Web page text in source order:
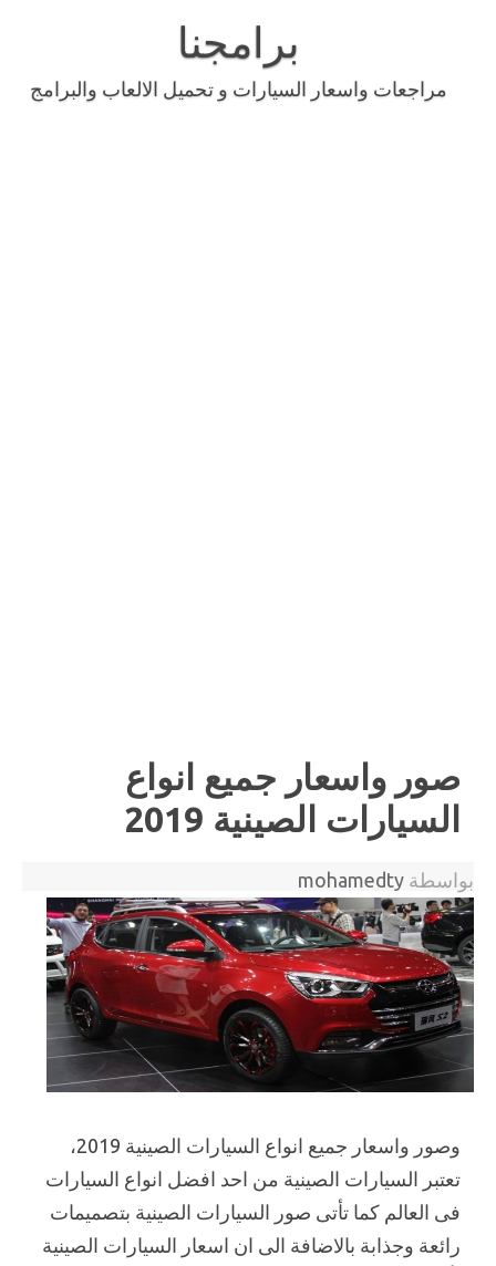
برامجنا
مراجعات واسعار السيارات و تحميل الالعاب والبرامج
صور واسعار جميع انواع
السيارات الصينية 2019
بواسطة mohamedty
وصور واسعار جميع انواع السيارات الصينية 2019،
تعتبر السيارات الصينية من احد افضل انواع السيارات
فى العالم كما تأتى صور السيارات الصينية بتصميمات
رائعة وجذابة بالاضافة الى ان اسعار السيارات الصينية